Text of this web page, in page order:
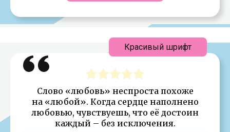
Слово «любовь» неспроста похоже
на «любой». Когда сердце наполнено
любовью, чувствуешь, что её достоин
каждый – без исключения.
Красивый шрифт